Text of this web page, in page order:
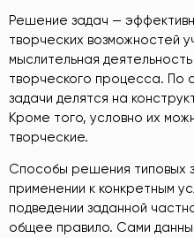
Решение задач —
творческих возможностей
мыслительная
творческого процесса. По
задачи делятся на
Кроме того, условно их
творческие.
Способы решения типовых
применении к конкретным
подведении заданной
общее правило. Сами